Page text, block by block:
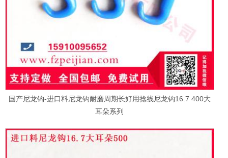
国产尼龙钩-进口料尼龙钩耐磨周期长好用捻线尼龙钩16.7 400大
耳朵系列